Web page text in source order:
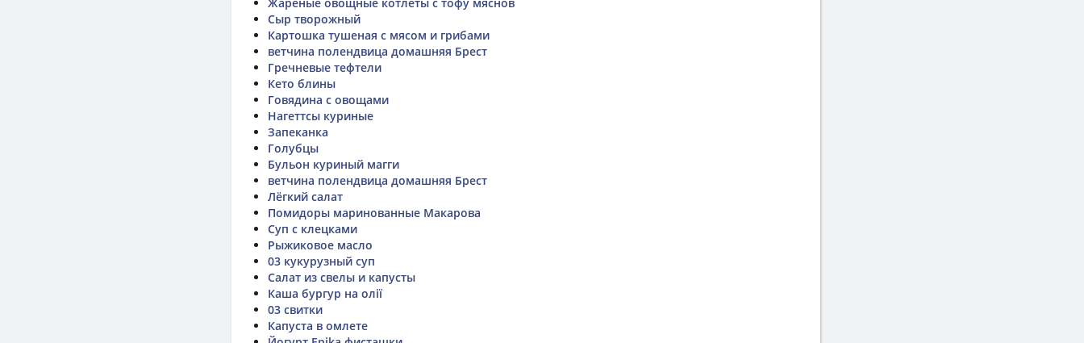
Сыр творожный
Картошка тушеная с мясом и грибами
ветчина полендвица домашняя Брест
Гречневые тефтели
Кето блины
Говядина с овощами
Нагеттсы куриные
Запеканка
Голубцы
Бульон куриный магги
ветчина полендвица домашняя Брест
Лёгкий салат
Помидоры маринованные Макарова
Суп с клецками
Рыжиковое масло
03 кукурузный суп
Салат из свелы и капусты
Каша бургур на олії
03 свитки
Капуста в омлете